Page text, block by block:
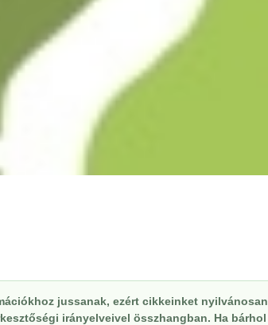
jussanak, ezért cikkeinket nyilvánosan
irányelveivel összhangban. Ha bárhol